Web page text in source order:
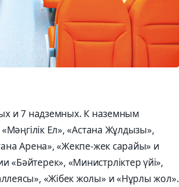
и 7 надземных. К наземным
Ел», «Астана Жұлдызы»,
Арена», «Жекпе-жек сарайы» и
«Министрліктер үйі»,
«Жібек жолы» и «Нұрлы жол».